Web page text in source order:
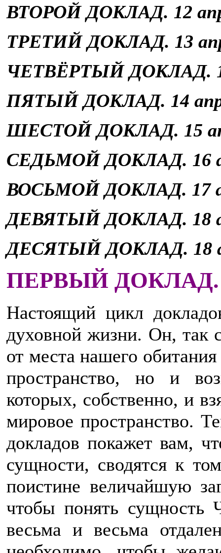
ВТОРОЙ ДОКЛАД. 12
ТРЕТИЙ ДОКЛАД. 13
ЧЕТВЁРТЫЙ ДОКЛАД. 13
ПЯТЫЙ ДОКЛАД. 14
ШЕСТОЙ ДОКЛАД. 15
СЕДЬМОЙ ДОКЛАД. 16
ВОСЬМОЙ ДОКЛАД. 17
ДЕВЯТЫЙ ДОКЛАД. 18
ДЕСЯТЫЙ ДОКЛАД. 18
ПЕРВЫЙ ДОКЛАД.
Настоящий цикл
духовной жизни. Он, так
от места нашего
пространство, но и
которых, собственно, и
мировое пространство.
докладов покажет вам,
сущности, сводятся к
поистине величайшую
чтобы понять сущность
весьма и весьма